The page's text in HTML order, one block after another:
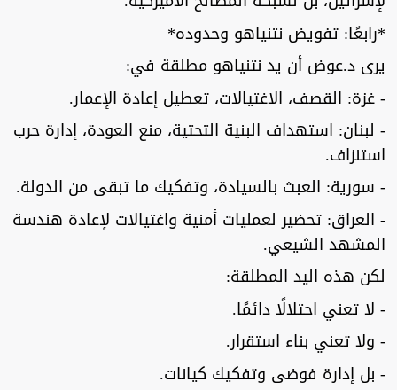
*رابعًا: تفويض نتنياهو وحدوده*
يرى د.عوض أن يد نتنياهو مطلقة في:
- غزة: القصف، الاغتيالات، تعطيل إعادة الإعمار.
- لبنان: استهداف البنية التحتية، منع العودة، إدارة حرب
استنزاف.
- سورية: العبث بالسيادة، وتفكيك ما تبقى من الدولة.
- العراق: تحضير لعمليات أمنية واغتيالات لإعادة هندسة
المشهد الشيعي.
لكن هذه اليد المطلقة:
- لا تعني احتلالًا دائمًا.
- ولا تعني بناء استقرار.
- بل إدارة فوضى وتفكيك كيانات.